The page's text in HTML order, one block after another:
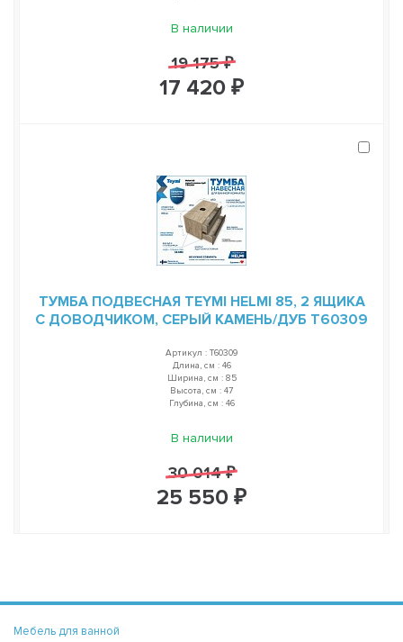
В наличии
19 175 ₽
17 420 ₽
ТУМБА ПОДВЕСНАЯ TEYMI HELMI 85, 2 ЯЩИКА
С ДОВОДЧИКОМ, СЕРЫЙ КАМЕНЬ/ДУБ T60309
Артикул : T60309
Длина, см : 46
Ширина, см : 85
Высота, см : 47
Глубина, см : 46
В наличии
30 014 ₽
25 550 ₽
Мебель для ванной